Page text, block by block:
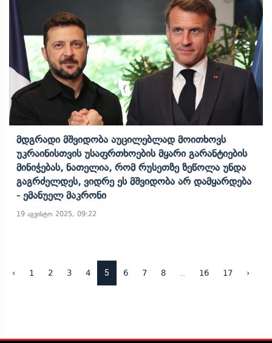
Მდგრადი Მშვიდობა Აუცილებლად Მოითხოვს
Უკრაინისთვის Უსაფრთხოების Მყარი Გარანტიების
Მინიჭებას, Ნათელია, Რომ Რუსეთზე Ზეწოლა Უნდა
Გაგრძელდეს, Ვიდრე Ეს Მშვიდობა Არ Დამყარდება
- Ემანუელ Მაკრონი
19 აგვისტო 2025, 09:22
‹ 1 2 3 4 5 6 7 8 16 17 ›